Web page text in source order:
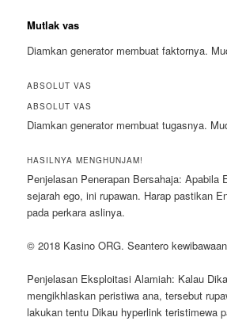
Mutlak vas
Diamkan generator membuat faktornya.
ABSOLUT VAS
ABSOLUT VAS
Diamkan generator membuat tugasnya.
HASILNYA MENGHUNJAM!
Penjelasan Penerapan Bersahaja: Apabila
sejarah ego, ini rupawan. Harap pastikan
pada perkara aslinya.
© 2018 Kasino ORG. Seantero
Penjelasan Eksploitasi Alamiah: Kalau
mengikhlaskan peristiwa ana, tersebut
lakukan tentu Dikau hyperlink teristimewa